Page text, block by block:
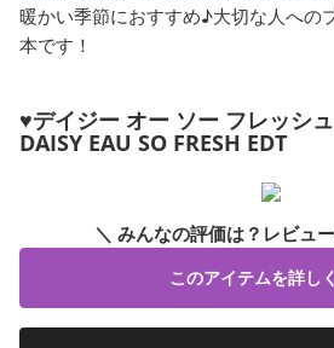
暖かい季節におすすめ♪大切な人への
本です！
♥デイジー オー ソー フレッシ
DAISY EAU SO FRESH EDT
＼ みんなの評価は？レビュ
このアイテムを詳し